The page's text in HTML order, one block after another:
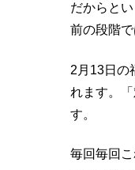
だからと
前の段階
2月13日の
れます。
す。
毎回毎回